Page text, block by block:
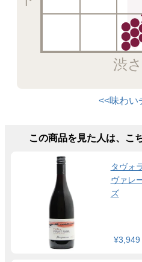
渋
<<味わい
この商品を見た人は、こ
タヴォ
ヴァレ
ズ
¥3,949